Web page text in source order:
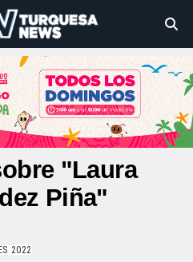
"Laura
Piña"
2022